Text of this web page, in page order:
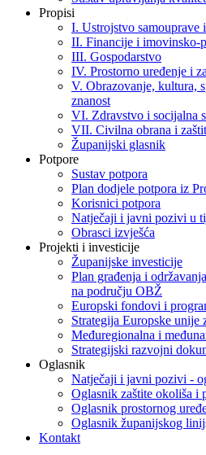
Propisi
I. Ustrojstvo samouprave
II. Financije i imovinsko-
III. Gospodarstvo
IV. Prostorno uređenje i
V. Obrazovanje, kultura,
znanost
VI. Zdravstvo i socijalna
VII. Civilna obrana i
Županijski glasnik
Potpore
Sustav potpora
Plan dodjele potpora iz
Korisnici potpora
Natječaji i javni pozivi u
Obrasci izvješća
Projekti i investicije
Županijske investicije
Plan građenja i
na području OBŽ
Europski fondovi i
Strategija Europske unije
Međuregionalna i
Strategijski razvojni
Oglasnik
Natječaji i javni pozivi -
Oglasnik zaštite okoliša i
Oglasnik prostornog
Oglasnik županijskog
Kontakt